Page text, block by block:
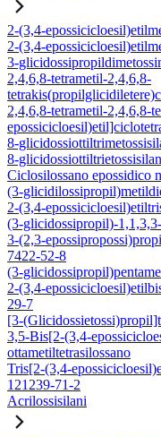
2-(3,4-
2-(3,4-
3-
2,4,6,8-tetrametil-2,4,6,8-
2,4,6,8-tetrametil-2,4,6,8-
8-
8-
Ciclosilossano epossidico
(3-
2-(3,4-
(3-glicidossipropil)-
3-(2,3-
7422-52-8
(3-
2-(3,4-
29-7
[3-
3,5-Bis[2-(3,4-
ottametiltetrasilossano
Tris[2-(3,4-
121239-71-2
Acrilossisilani